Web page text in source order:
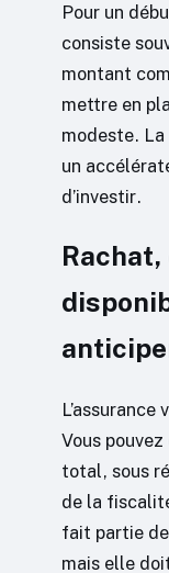
Pour un
consiste
montant
mettre en
modeste.
un
d’investir.
L’assurance
Vous
total, sous
de la
fait partie
mais elle